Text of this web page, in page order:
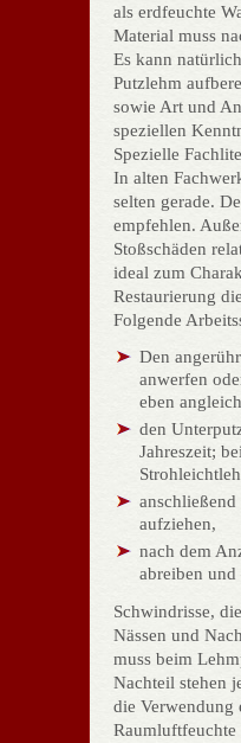
als erdfeuchte
Material muss
Es kann
Putzlehm
sowie Art und
speziellen
Spezielle
In alten
sel­ten gerade.
empfehlen.
Stoßschäden
ideal zum
Restaurierung
Folgende
Den
anwerfen
eben
den
Jahreszeit;
aufziehen,
nach dem
abrei­ben
Schwindrisse,
Nässen und
muss beim
Nachteil stehen
die Verwendung